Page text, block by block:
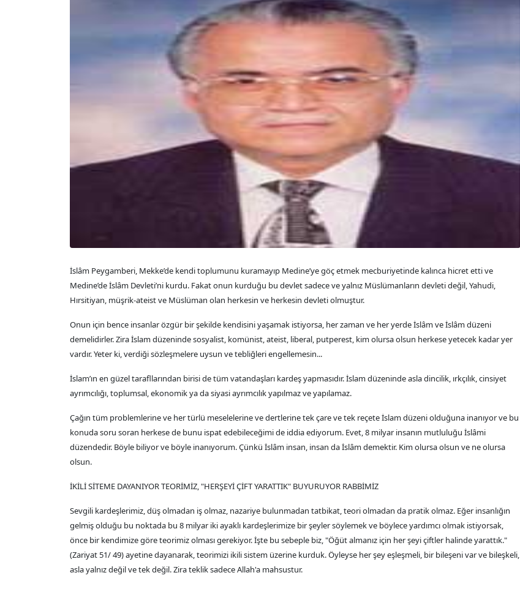
İslâm Peygamberi, Mekke’de kendi toplumunu kuramayıp Medine’ye göç etmek mecburiyetinde kalınca hicret etti ve
Medine’de İslâm Devleti’ni kurdu. Fakat onun kurduğu bu devlet sadece ve yalnız Müslümanların devleti değil, Yahudi,
Hırsitiyan, müşrik-ateist ve Müslüman olan herkesin ve herkesin devleti olmuştur.
Onun için bence insanlar özgür bir şekilde kendisini yaşamak istiyorsa, her zaman ve her yerde İslâm ve İslâm düzeni
demelidirler. Zira İslam düzeninde sosyalist, komünist, ateist, liberal, putperest, kim olursa olsun herkese yetecek kadar yer
vardır. Yeter ki, verdiği sözleşmelere uysun ve tebliğleri engellemesin...
İslam’ın en güzel tarafllarından birisi de tüm vatandaşları kardeş yapmasıdır. İslam düzeninde asla dincilik, ırkçılık, cinsiyet
ayrımcılığı, toplumsal, ekonomik ya da siyasi ayrımcılık yapılmaz ve yapılamaz.
Çağın tüm problemlerine ve her türlü meselelerine ve dertlerine tek çare ve tek reçete İslam düzeni olduğuna inanıyor ve bu
konuda soru soran herkese de bunu ispat edebileceğimi de iddia ediyorum. Evet, 8 milyar insanın mutluluğu İslâmi
düzendedir. Böyle biliyor ve böyle inanıyorum. Çünkü İslâm insan, insan da İslâm demektir. Kim olursa olsun ve ne olursa
olsun.
İKİLİ SİTEME DAYANIYOR TEORİMİZ, "HERŞEYİ ÇİFT YARATTIK" BUYURUYOR RABBİMİZ
Sevgili kardeşlerimiz, düş olmadan iş olmaz, nazariye bulunmadan tatbikat, teori olmadan da pratik olmaz. Eğer insanlığın
gelmiş olduğu bu noktada bu 8 milyar iki ayaklı kardeşlerimize bir şeyler söylemek ve böylece yardımcı olmak istiyorsak,
önce bir kendimize göre teorimiz olması gerekiyor. İşte bu sebeple biz, "Öğüt almanız için her şeyi çiftler halinde yarattık."
(Zariyat 51/ 49) ayetine dayanarak, teorimizi ikili sistem üzerine kurduk. Öyleyse her şey eşleşmeli, bir bileşeni var ve bileşkeli,
asla yalnız değil ve tek değil. Zira teklik sadece Allah'a mahsustur.